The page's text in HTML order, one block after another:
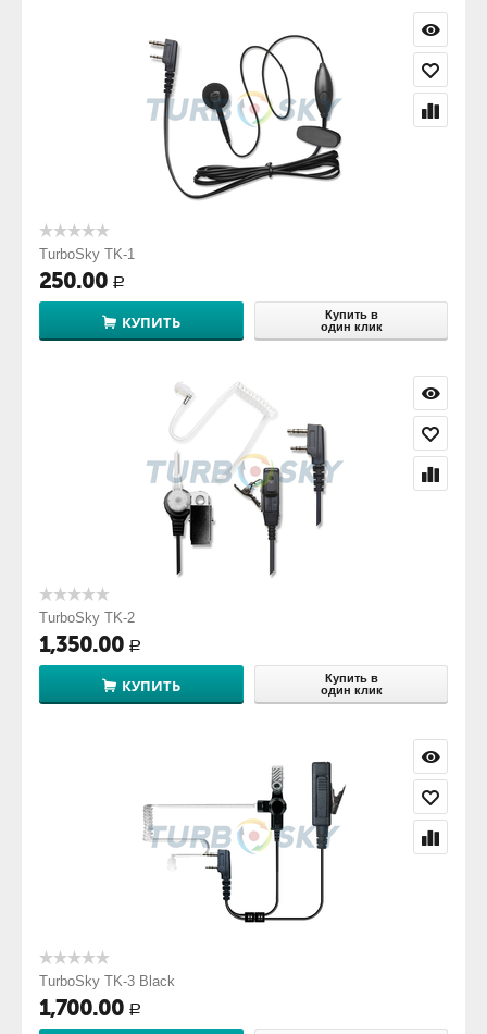
TurboSky TK-1
250.00 Р
КУПИТЬ
Купить в
один клик
TurboSky TK-2
1,350.00 Р
КУПИТЬ
Купить в
один клик
TurboSky TK-3 Black
1,700.00 Р